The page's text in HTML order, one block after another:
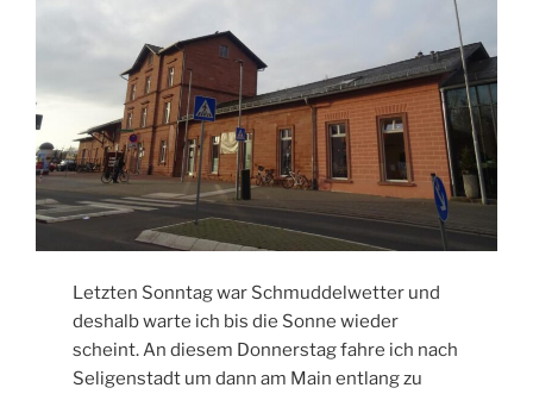
Letzten Sonntag war Schmuddelwetter und
deshalb warte ich bis die Sonne wieder
scheint. An diesem Donnerstag fahre ich nach
Seligenstadt um dann am Main entlang zu